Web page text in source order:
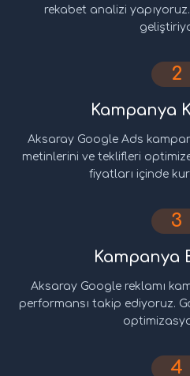
rekabet analizi
2
Kampanya
Aksaray Google Ads
metinlerini ve teklifleri
fiyatları içinde
3
Kampanya
Aksaray Google reklamı
performansı takip ediyoruz.
4